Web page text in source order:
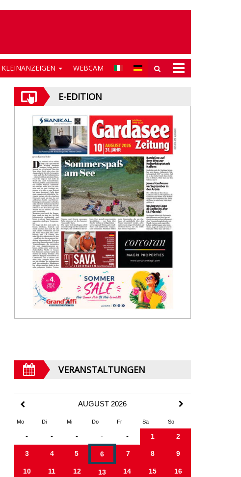
KLEINANZEIGEN WEBCAM
E-EDITION
VERANSTALTUNGEN
AUGUST 2026
Mo Di Mi Do Fr Sa So
- - - - - 1 2
3 4 5 6 7 8 9
10 11 12 13 14 15 16